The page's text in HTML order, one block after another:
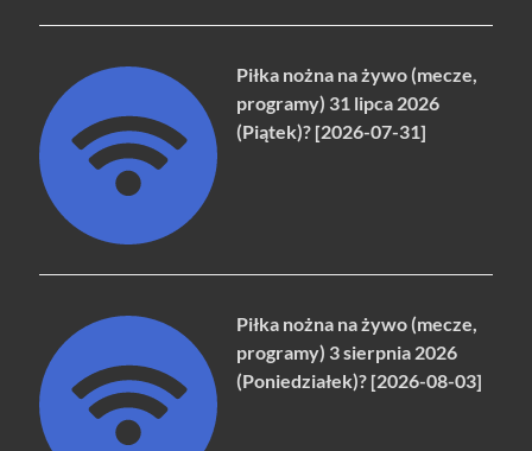
Piłka nożna na żywo (mecze,
programy) 31 lipca 2026
(Piątek)? [2026-07-31]
Piłka nożna na żywo (mecze,
programy) 3 sierpnia 2026
(Poniedziałek)? [2026-08-03]